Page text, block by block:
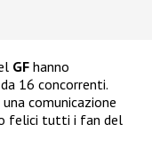
GF hanno
16 concorrenti.
comunicazione
felici tutti i fan del